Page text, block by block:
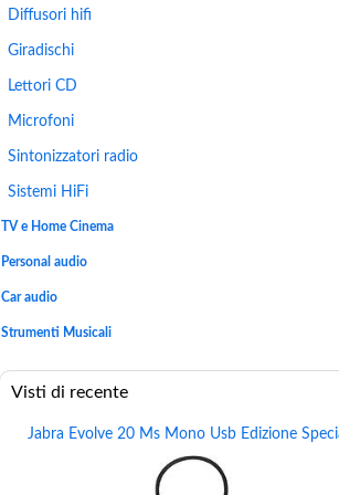
Diffusori hifi
Giradischi
Lettori CD
Microfoni
Sintonizzatori radio
Sistemi HiFi
TV e Home Cinema
Personal audio
Car audio
Strumenti Musicali
Visti di recente
Jabra Evolve 20 Ms Mono Usb Edizione